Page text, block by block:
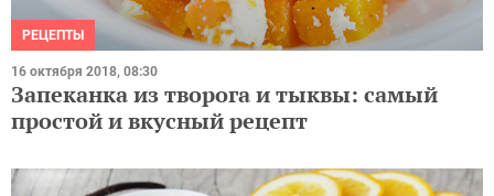
РЕЦЕПТЫ
16 октября 2018, 08:30
Запеканка из творога и тыквы: самый
простой и вкусный рецепт